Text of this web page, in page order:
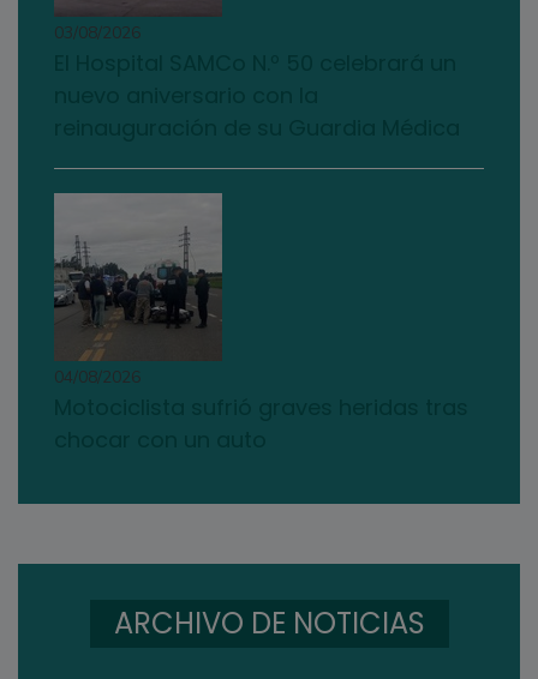
03/08/2026
04/08/2026
ARCHIVO DE NOTICIAS